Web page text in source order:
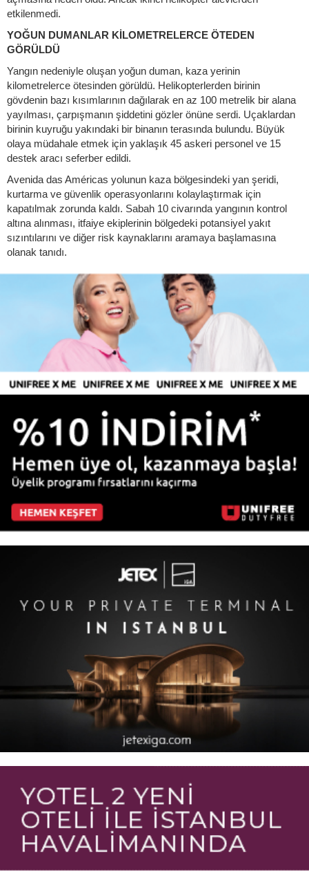
etkilenmedi.
YOĞUN DUMANLAR KİLOMETRELERCE ÖTEDEN
GÖRÜLDÜ
Yangın nedeniyle oluşan yoğun duman, kaza yerinin
kilometrelerce ötesinden görüldü. Helikopterlerden birinin
gövdenin bazı kısımlarının dağılarak en az 100 metrelik bir alana
yayılması, çarpışmanın şiddetini gözler önüne serdi. Uçaklardan
birinin kuyruğu yakındaki bir binanın terasında bulundu. Büyük
olaya müdahale etmek için yaklaşık 45 askeri personel ve 15
destek aracı seferber edildi.
Avenida das Américas yolunun kaza bölgesindeki yan şeridi,
kurtarma ve güvenlik operasyonlarını kolaylaştırmak için
kapatılmak zorunda kaldı. Sabah 10 civarında yangının kontrol
altına alınması, itfaiye ekiplerinin bölgedeki potansiyel yakıt
sızıntılarını ve diğer risk kaynaklarını aramaya başlamasına
olanak tanıdı.